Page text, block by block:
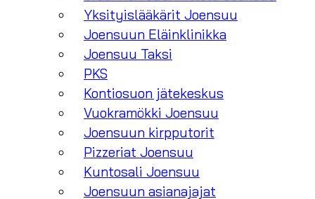
Yksityislääkärit Joensuu
Joensuun Eläinklinikka
Joensuu Taksi
PKS
Kontiosuon jätekeskus
Vuokramökki Joensuu
Joensuun kirpputorit
Pizzeriat Joensuu
Kuntosali Joensuu
Joensuun asianajajat